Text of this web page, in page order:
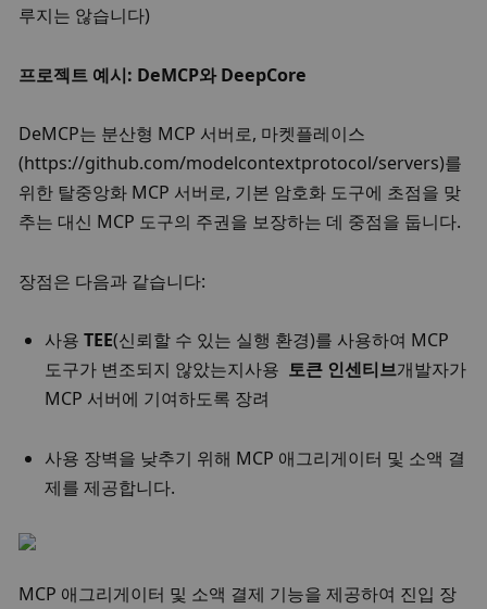
루지는 않습니다)
프로젝트 예시: DeMCP와 DeepCore
DeMCP는 분산형 MCP 서버로, 마켓플레이스
(https://github.com/modelcontextprotocol/servers)를
위한 탈중앙화 MCP 서버로, 기본 암호화 도구에 초점을 맞
추는 대신 MCP 도구의 주권을 보장하는 데 중점을 둡니다.
장점은 다음과 같습니다:
사용 TEE(신뢰할 수 있는 실행 환경)를 사용하여 MCP
도구가 변조되지 않았는지사용 토큰 인센티브개발자가
MCP 서버에 기여하도록 장려
사용 장벽을 낮추기 위해 MCP 애그리게이터 및 소액 결
제를 제공합니다.
MCP 애그리게이터 및 소액 결제 기능을 제공하여 진입 장